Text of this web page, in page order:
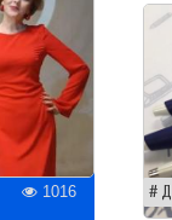
1016